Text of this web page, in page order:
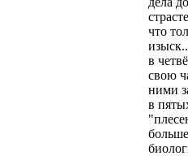
что
в
свою
ними
в